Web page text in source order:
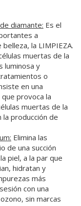
diamante: Es el
a
la LIMPIEZA.
muertas de la
luminosa y
o
en una
provoca la
muertas de la
producción de
Elimina las
de una succión
piel, a la par que
hidratan y
más
con una
sin marcas